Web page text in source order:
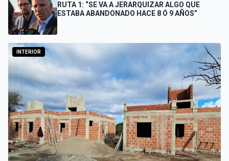
RUTA 1: “SE VA A JERARQUIZAR ALGO QUE
ESTABA ABANDONADO HACE 8 Ó 9 AÑOS”
INTERIOR